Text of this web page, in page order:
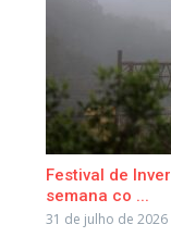
Festival de
semana co ...
31 de julho de 2026